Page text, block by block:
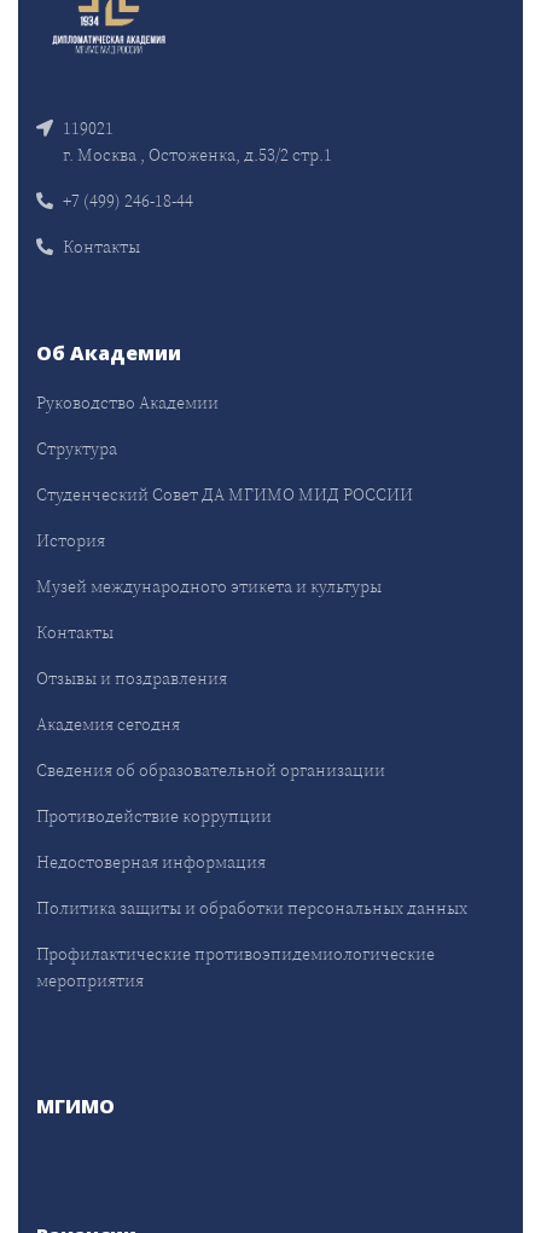
119021
г. Москва , Остоженка, д.53/2 стр.1
+7 (499) 246-18-44
Контакты
Об Академии
Руководство Академии
Структура
Студенческий Совет ДА МГИМО МИД РОССИИ
История
Музей международного этикета и культуры
Контакты
Отзывы и поздравления
Академия сегодня
Сведения об образовательной организации
Противодействие коррупции
Недостоверная информация
Политика защиты и обработки персональных данных
Профилактические противоэпидемиологические
мероприятия
МГИМО